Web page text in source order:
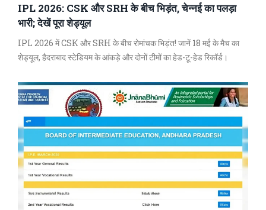
IPL 2026: CSK और SRH के बीच भिड़ंत, चेन्नई का पलड़ा
भारी; देखें पूरा शेड्यूल
IPL 2026 में CSK और SRH के बीच रोमांचक भिड़ंत! जानें 18 मई के मैच का
शेड्यूल, हैदराबाद स्टेडियम के आंकड़े और दोनों टीमों का हेड-टू-हेड रिकॉर्ड।